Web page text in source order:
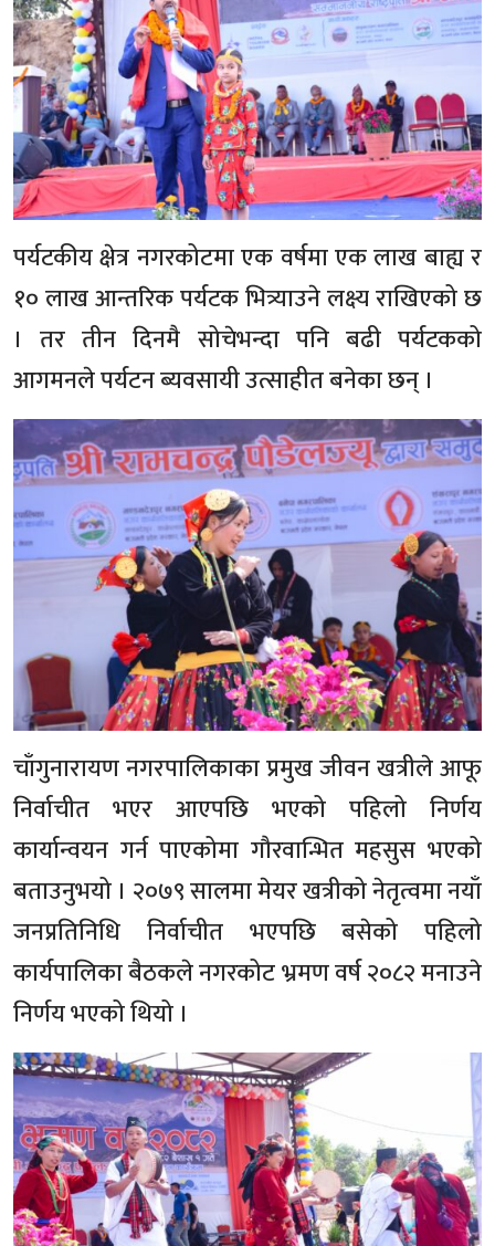
पर्यटकीय क्षेत्र नगरकोटमा एक वर्षमा एक लाख बाह्य र
१० लाख आन्तरिक पर्यटक भित्र्याउने लक्ष्य राखिएको छ
। तर तीन दिनमै सोचेभन्दा पनि बढी पर्यटकको
आगमनले पर्यटन ब्यवसायी उत्साहीत बनेका छन् ।
चाँगुनारायण नगरपालिकाका प्रमुख जीवन खत्रीले आफू
निर्वाचीत भएर आएपछि भएको पहिलो निर्णय
कार्यान्वयन गर्न पाएकोमा गौरवान्भित महसुस भएको
बताउनुभयो । २०७९ सालमा मेयर खत्रीको नेतृत्वमा नयाँ
जनप्रतिनिधि निर्वाचीत भएपछि बसेको पहिलो
कार्यपालिका बैठकले नगरकोट भ्रमण वर्ष २०८२ मनाउने
निर्णय भएको थियो ।